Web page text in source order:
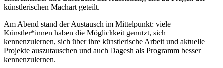
künstlerischen Machart geteilt.
Am Abend stand der Austausch im Mittelpunkt: viele
Künstler*innen haben die Möglichkeit genutzt, sich
kennenzulernen, sich über ihre künstlerische Arbeit und aktuelle
Projekte auszutauschen und auch Dagesh als Programm besser
kennenzulernen.